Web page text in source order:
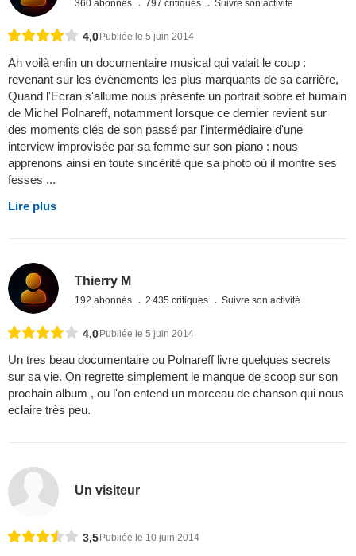
360 abonnés 797 critiques Suivre son activité
4,0Publiée le 5 juin 2014
Ah voilà enfin un documentaire musical qui valait le coup :
revenant sur les évènements les plus marquants de sa carrière,
Quand l'Ecran s'allume nous présente un portrait sobre et humain
de Michel Polnareff, notamment lorsque ce dernier revient sur
des moments clés de son passé par l'intermédiaire d'une
interview improvisée par sa femme sur son piano : nous
apprenons ainsi en toute sincérité que sa photo où il montre ses
fesses ...
Lire plus
Thierry M
192 abonnés 2 435 critiques Suivre son activité
4,0Publiée le 5 juin 2014
Un tres beau documentaire ou Polnareff livre quelques secrets
sur sa vie. On regrette simplement le manque de scoop sur son
prochain album , ou l'on entend un morceau de chanson qui nous
eclaire très peu.
Un visiteur
3,5 Publiée le 10 juin 2014